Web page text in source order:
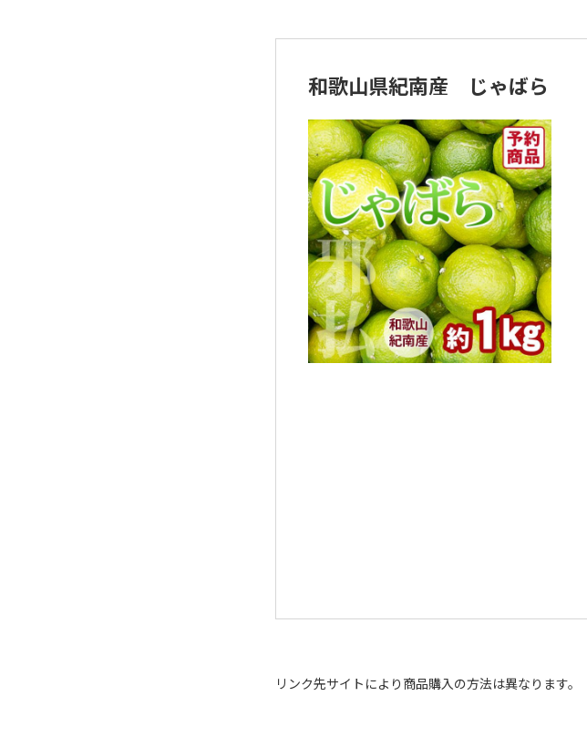
和歌山県紀南産 じゃばら
リンク先サイトにより商品購入の方法は異なります。